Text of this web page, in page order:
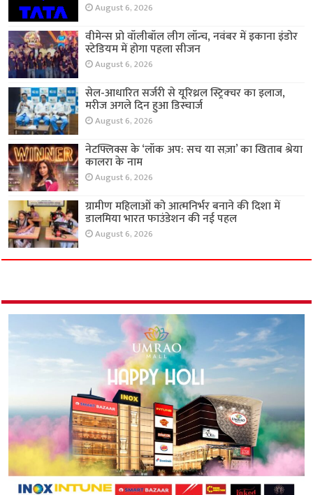
August 6, 2026
वीमेन्स प्रो वॉलीबॉल लीग लॉन्च, नवंबर में इकाना इंडोर
स्टेडियम में होगा पहला सीजन
August 6, 2026
सेल-आधारित सर्जरी से यूरिथ्रल स्ट्रिक्चर का इलाज,
मरीज अगले दिन हुआ डिस्चार्ज
August 6, 2026
नेटफ्लिक्स के ‘लॉक अप: सच या सज़ा’ का खिताब श्रेया
कालरा के नाम
August 6, 2026
ग्रामीण महिलाओं को आत्मनिर्भर बनाने की दिशा में
डालमिया भारत फाउंडेशन की नई पहल
August 6, 2026